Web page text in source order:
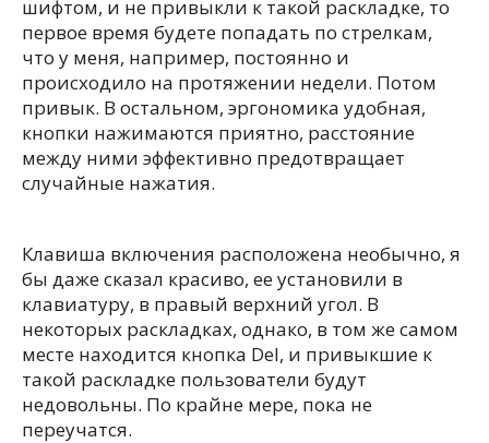
шифтом, и не привыкли к такой раскладке, то
первое время будете попадать по стрелкам,
что у меня, например, постоянно и
происходило на протяжении недели. Потом
привык. В остальном, эргономика удобная,
кнопки нажимаются приятно, расстояние
между ними эффективно предотвращает
случайные нажатия.
Клавиша включения расположена необычно, я
бы даже сказал красиво, ее установили в
клавиатуру, в правый верхний угол. В
некоторых раскладках, однако, в том же самом
месте находится кнопка Del, и привыкшие к
такой раскладке пользователи будут
недовольны. По крайне мере, пока не
переучатся.